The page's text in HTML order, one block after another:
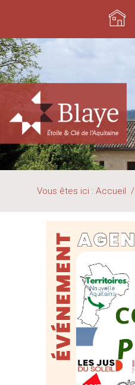
Accueil
Vous êtes ici : Accueil /